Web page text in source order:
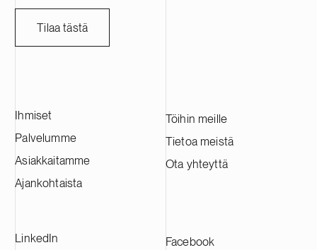
Tilaa tästä
Ihmiset
Palvelumme
Asiakkaitamme
Ajankohtaista
Töihin meille
Tietoa meistä
Ota yhteyttä
LinkedIn
Facebook